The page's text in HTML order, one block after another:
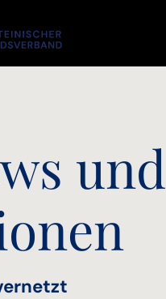
und